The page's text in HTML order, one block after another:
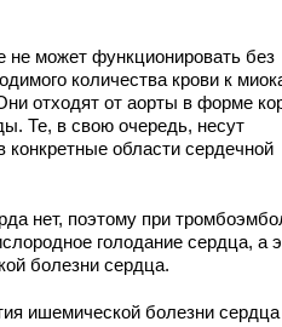
не может функционировать без
количества крови к
отходят от аорты в форме
Те, в свою очередь, несут
конкретные области сердечной
нет, поэтому при
голодание сердца, а
болезни сердца.
ишемической болезни сердца